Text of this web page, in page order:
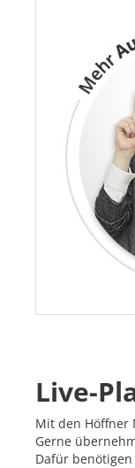
Live-
Mit den Höffner
Gerne
Dafür